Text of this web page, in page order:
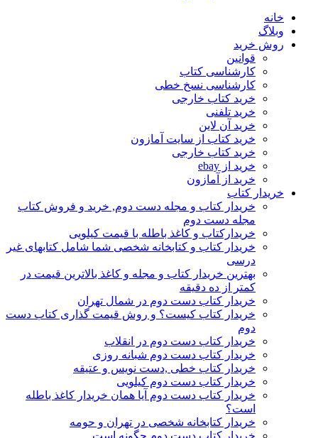
خانه
وبلاگ
روش خرید
قوانین
کارشناسی کتاب
کارشناسی نسخ خطی
خرید کتاب خارجی
خرید تلفنی
خرید آن لاین
خرید کتاب از سایت آمازون
خرید کتاب خارجی
خرید از ebay
خرید از آمازون
خریدار کتاب
خریدار کتاب و مجله دست دوم, خرید و فروش کتاب
مجله دست دوم
خریدارکتاب و کاغذ باطله با قیمت کیلویی
خریدار کتاب و کتابخانه شخصی شما شامل کتابهای غیر
درسی
بهترین خریدار کتاب و مجله و کاغذ بالاترین قیمت در
کمتر از ده دقیقه
خریدار کتاب دست دوم در شمال تهران
خریدار کتاب کیست؟ و روش قیمت گذاری کتاب دست
دوم
خریدار کتاب دست دوم در انقلاب
خریدار کتاب دست دوم شبانه روزی
خریدار کتاب خطی ,دست نویس و عتیقه
خریدار کتاب دست دوم کیلویی
خریدار کتاب دست دوم آیا همان خریدار کاغذ باطله
است؟
خریدار کتابخانه شخصی در تهران و حومه